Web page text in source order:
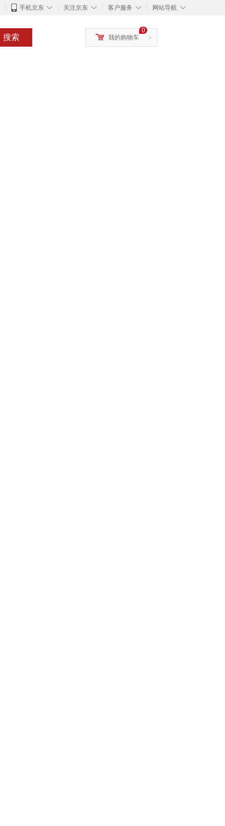
◇
手机京东 ◇
关注京东 ◇
客户服务 ◇
网站导航
搜索 >
0
我的购物车